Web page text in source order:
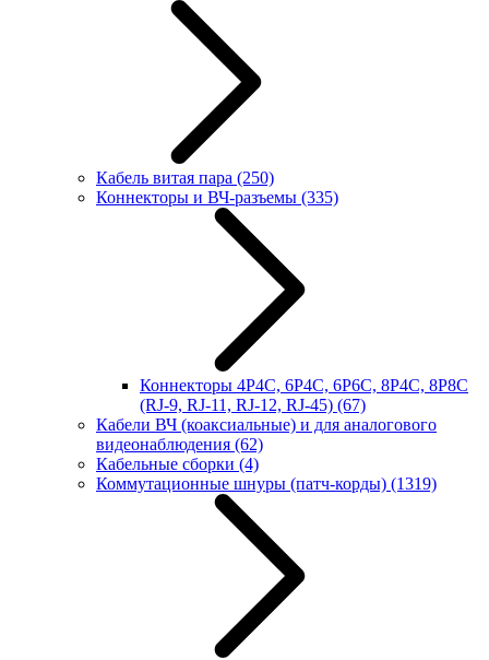
Кабель витая пара (250)
Коннекторы и ВЧ-разъемы (335)
Коннекторы 4P4C, 6P4C, 6P6C, 8P4C, 8P8C
(RJ-9, RJ-11, RJ-12, RJ-45) (67)
Кабели ВЧ (коаксиальные) и для аналогового
видеонаблюдения (62)
Кабельные сборки (4)
Коммутационные шнуры (патч-корды) (1319)